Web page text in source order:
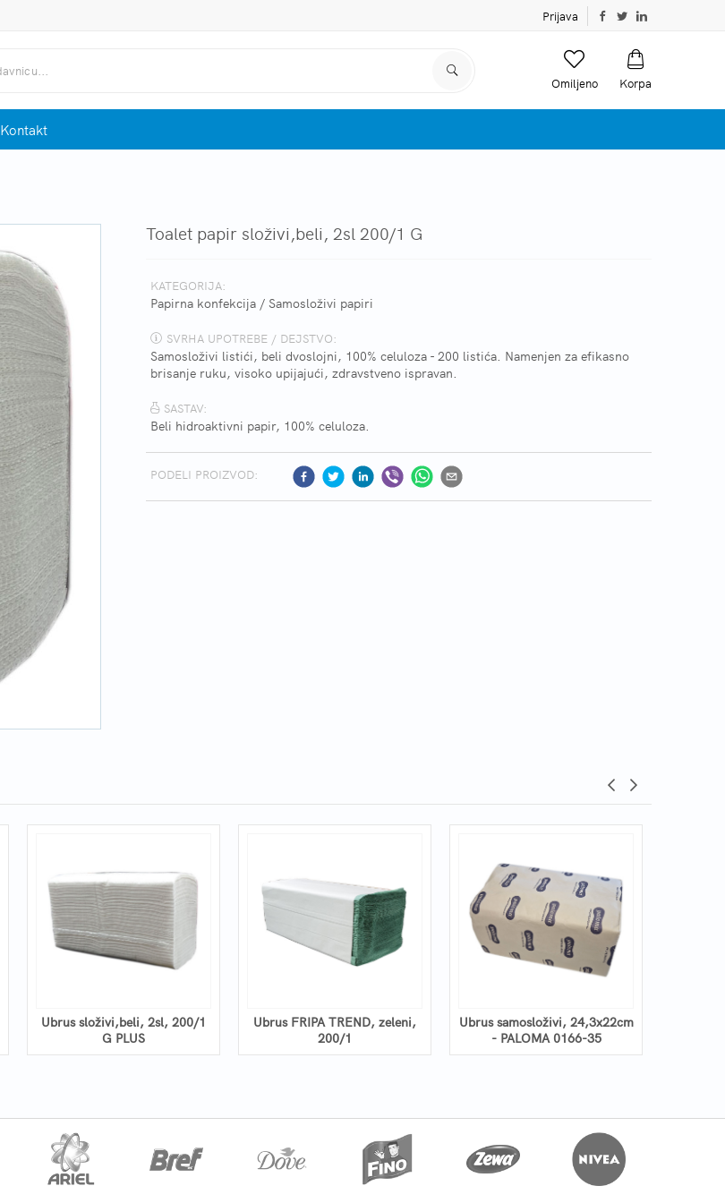
Prijava
Omiljeno Korpa
Kontakt
Toalet papir složivi,beli, 2sl 200/1 G
KATEGORIJA:
Papirna konfekcija / Samosloživi papiri
SVRHA UPOTREBE / DEJSTVO:
Samosloživi listići, beli dvoslojni, 100% celuloza - 200 listića. Namenjen za efikasno
brisanje ruku, visoko upijajući, zdravstveno ispravan.
SASTAV:
Beli hidroaktivni papir, 100% celuloza.
PODELI PROIZVOD:
Ubrus složivi,beli, 2sl, 200/1
G PLUS
Ubrus FRIPA TREND, zeleni,
200/1
Ubrus samosloživi, 24,3x22cm
- PALOMA 0166-35